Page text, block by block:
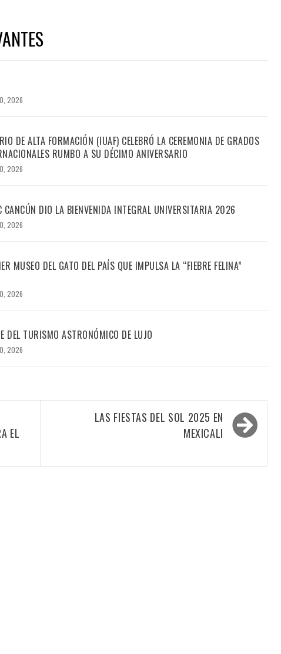
2026
DE ALTA FORMACIÓN (IUAF) CELEBRÓ LA CEREMONIA DE GRADOS
RUMBO A SU DÉCIMO ANIVERSARIO
2026
CANCÚN DIO LA BIENVENIDA INTEGRAL UNIVERSITARIA 2026
2026
MUSEO DEL GATO DEL PAÍS QUE IMPULSA LA “FIEBRE FELINA”
2026
DEL TURISMO ASTRONÓMICO DE LUJO
2026
EL
LAS FIESTAS DEL SOL 2025 EN
MEXICALI